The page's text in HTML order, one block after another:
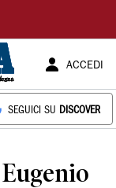
ACCEDI
SEGUICI SU DISCOVER